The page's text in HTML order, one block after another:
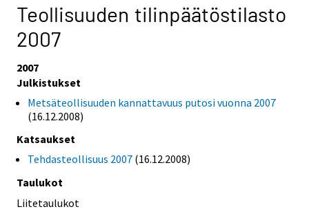
Teollisuuden tilinpäätöstilasto
2007
2007
Julkistukset
Metsäteollisuuden kannattavuus putosi vuonna 2007
(16.12.2008)
Katsaukset
Tehdasteollisuus 2007 (16.12.2008)
Taulukot
Liitetaulukot